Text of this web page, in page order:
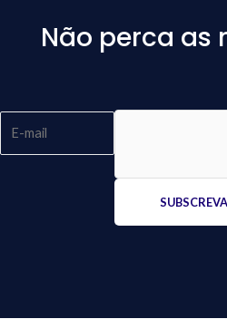
Não perca as